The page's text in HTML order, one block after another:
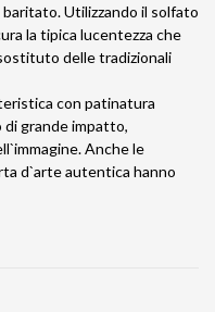
Utilizzando il solfato
la tipica lucentezza che
delle tradizionali
con patinatura
di grande impatto,
Anche le
d`arte autentica hanno